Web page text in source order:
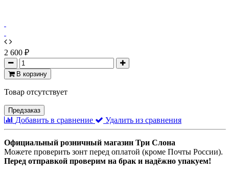
2 600 ₽
В корзину
Товар отсутствует
Предзаказ
Добавить в сравнение Удалить из сравнения
Официальный розничный магазин Три Слона
Можете проверить зонт перед оплатой (кроме Почты России).
Перед отправкой проверим на брак и надёжно упакуем!